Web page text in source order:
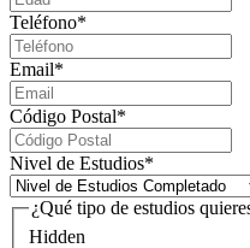
Teléfono*
Email*
Código Postal*
Nivel de Estudios*
Hidden
¿Qué tipo de estudios